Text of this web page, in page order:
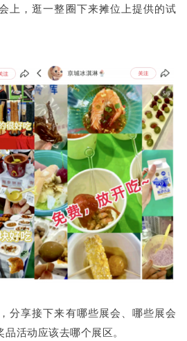
上，逛一整圈下来摊位上提供的试
分享接下来有哪些展会、哪些展会
活动应该去哪个展区。